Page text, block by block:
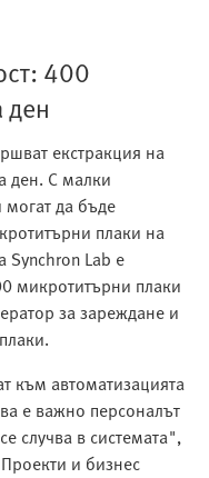
400
екстракция на
ден. С малки
да бъде
плаки на
Lab е
микротитърни плаки
за зареждане и
към автоматизацията
е важно персоналът
случва в системата",
и бизнес